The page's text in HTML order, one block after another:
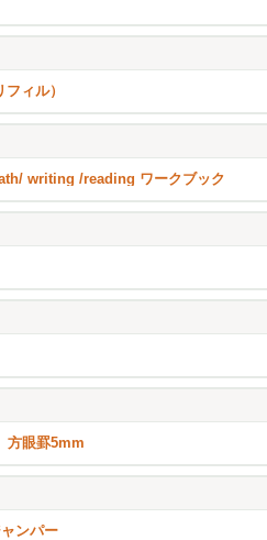
ィル）
writing /reading ワークブック
眼罫5mm
ンパー